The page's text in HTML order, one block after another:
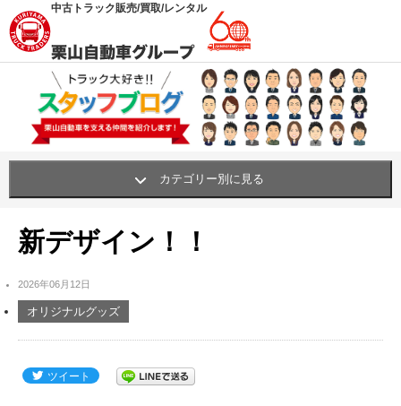
中古トラック販売/買取/レンタル
カテゴリー別に見る
買い物・おすすめ・グッズ
笑顔プロジェクト
社内環境UP! (261)
新デザイン！！
2026年06月12日
オリジナルグッズ
ツイート